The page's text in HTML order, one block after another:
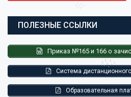
ПОЛЕЗНЫЕ ССЫЛКИ
Приказ №165 и 166 о
Система
Образовательная